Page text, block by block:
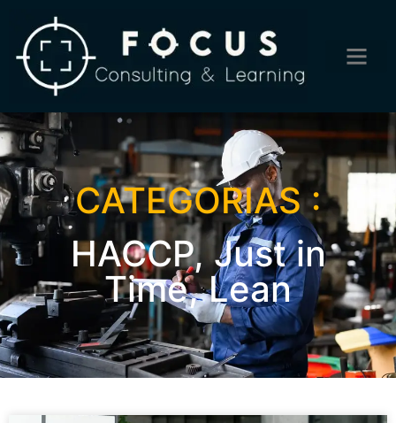
CATEGORIAS :
HACCP,Just in
Time,Lean